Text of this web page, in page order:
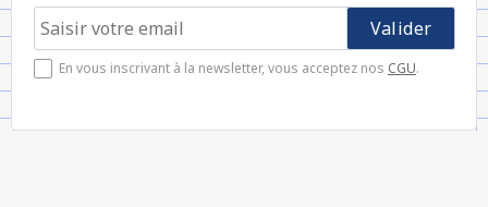
En vous inscrivant à la newsletter, vous acceptez nos CGU.